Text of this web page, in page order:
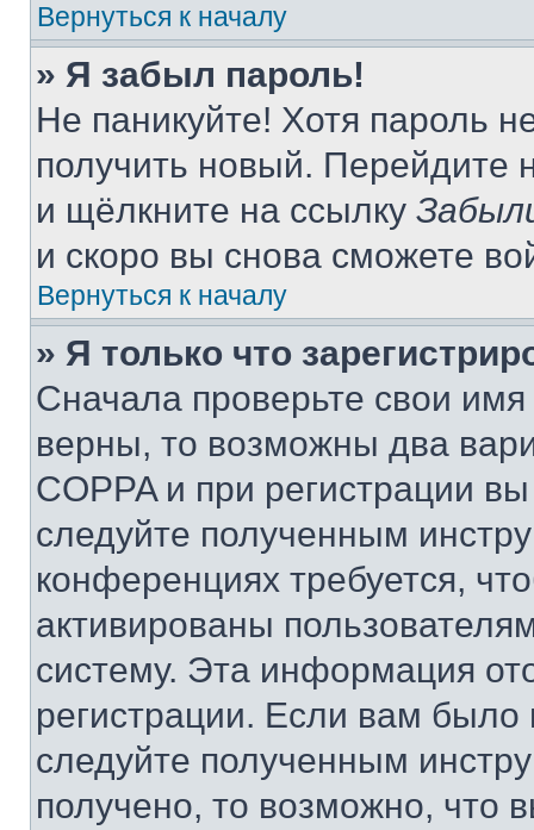
Вернуться к началу
» Я забыл пароль!
Не паникуйте! Хотя пароль
получить новый. Перейдите
и щёлкните на ссылку
и скоро вы снова сможете
Вернуться к началу
» Я только что
Сначала проверьте свои
верны, то возможны два
COPPA и при регистрации
следуйте полученным
конференциях требуется,
активированы
систему. Эта информация
регистрации. Если вам
следуйте полученным
получено, то возможно, что